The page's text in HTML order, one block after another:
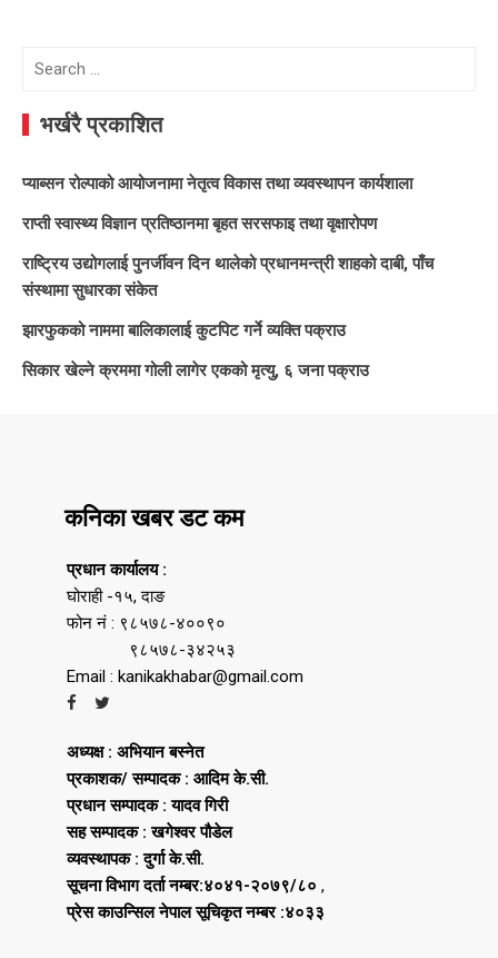
Search
भर्खरै प्रकाशित
प्याब्सन रोल्पाको आयोजनामा नेतृत्व विकास तथा व्यवस्थापन कार्यशाला
राप्ती स्वास्थ्य विज्ञान प्रतिष्ठानमा बृहत सरसफाइ तथा वृक्षारोपण
राष्ट्रिय उद्योगलाई पुनर्जीवन दिन थालेको प्रधानमन्त्री शाहको दाबी, पाँच
संस्थामा सुधारका संकेत
झारफुकको नाममा बालिकालाई कुटपिट गर्ने व्यक्ति पक्राउ
सिकार खेल्ने क्रममा गोली लागेर एकको मृत्यु, ६ जना पक्राउ
कनिका खबर डट कम
प्रधान कार्यालय :
घोराही -१५, दाङ
फोन नं : ९८५७८-४००९०
९८५७८-३४२५३
Email : kanikakhabar@gmail.com
अध्यक्ष : अभियान बस्नेत
प्रकाशक/ सम्पादक : आदिम के.सी.
प्रधान सम्पादक : यादव गिरी
सह सम्पादक : खगेश्वर पौडेल
व्यवस्थापक : दुर्गा के.सी.
सूचना विभाग दर्ता नम्बर:४०४१-२०७९/८० ,
प्रेस काउन्सिल नेपाल सूचिकृत नम्बर :४०३३